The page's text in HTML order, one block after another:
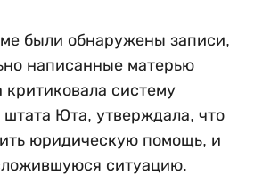
были обнаружены записи,
написанные матерью
систему
Юта, утверждала, что
юридическую помощь, и
ситуацию.